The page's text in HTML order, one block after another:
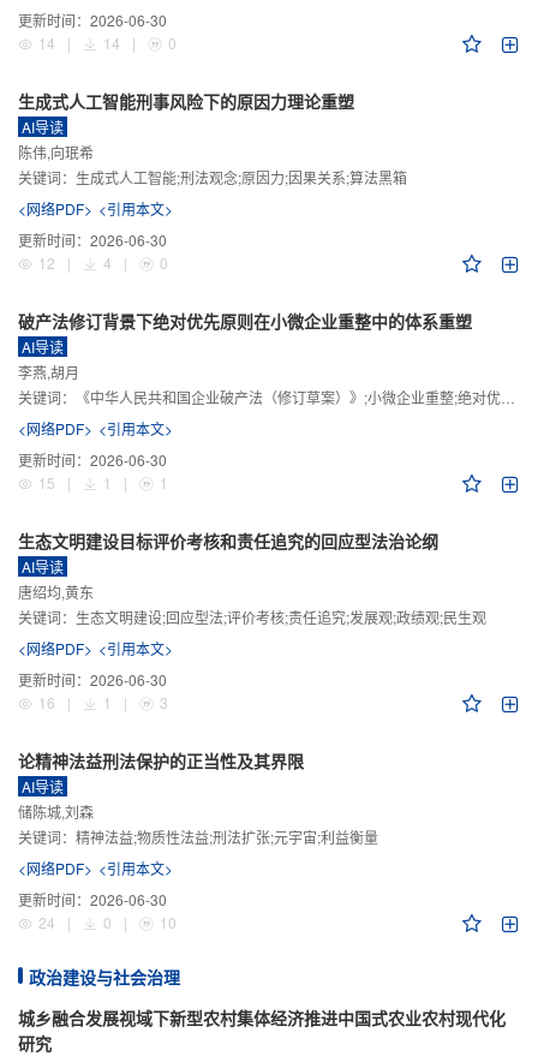
更新时间： 2026-06-30
14
| 14 | 0
生成式人工智能刑事风险下的原因力理论重塑
AI导读
陈伟,向珉希
关键词： 生成式人工智能;刑法观念;原因力;因果关系;算法黑箱
<网络PDF> <引用本文>
更新时间： 2026-06-30
12
| 4 | 0
破产法修订背景下绝对优先原则在小微企业重整中的体系重塑
AI导读
李燕,胡月
关键词：
《中华人民共和国企业破产法（修订草案）》;小微企业重整;绝对优先原则;股东权益保留;预期可支配收入标准
<网络PDF> <引用本文>
更新时间： 2026-06-30
15
| 1 | 1
生态文明建设目标评价考核和责任追究的回应型法治论纲
AI导读
唐绍均,黄东
关键词： 生态文明建设;回应型法;评价考核;责任追究;发展观;政绩观;民生观
<网络PDF> <引用本文>
更新时间： 2026-06-30
16
| 1 | 3
论精神法益刑法保护的正当性及其界限
AI导读
储陈城,刘森
关键词： 精神法益;物质性法益;刑法扩张;元宇宙;利益衡量
<网络PDF> <引用本文>
更新时间： 2026-06-30
24
| 0 | 10
政治建设与社会治理
城乡融合发展视域下新型农村集体经济推进中国式农业农村现代化
研究